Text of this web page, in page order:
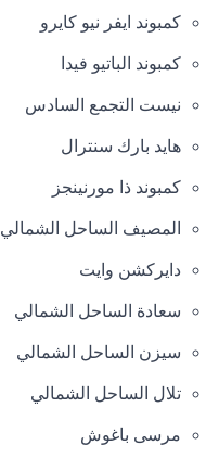
كمبوند ايفر نيو كايرو
كمبوند الباتيو فيدا
نيست التجمع السادس
هايد بارك سنترال
كمبوند ذا مورنينجز
المصيف الساحل الشمالي
دايركشن وايت
سعادة الساحل الشمالي
سيزن الساحل الشمالي
تلال الساحل الشمالي
مرسى باغوش